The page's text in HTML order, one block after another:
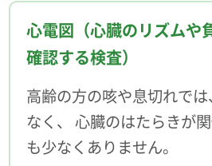
心電図（心臓のリズムや
確認する検査）
高齢の方の咳や息切れで
なく、 心臓のはたらきが
も少なくありません。